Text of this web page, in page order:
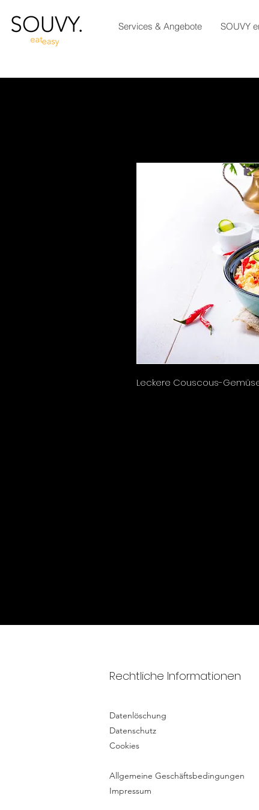
Services & Angebote SOUVY
Leckere Couscous-
Rechtliche Informationen
Datenlöschung
Datenschutz
Cookies
Allgemeine Geschäftsbedingungen
Impressum